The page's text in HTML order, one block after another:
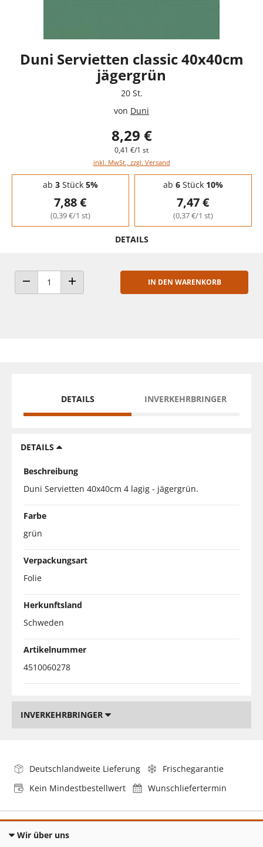
Duni Servietten classic 40x40cm
jägergrün
20 St.
von Duni
8,29 €
0,41 €/1 st
inkl. MwSt., zzgl. Versand
Staffelpreise - Mengenrabatt
ab 3Stück 5%
7,88 €
(0,39 €/1 st)
ab 6Stück 10%
7,47 €
(0,37 €/1 st)
DETAILS
ANZAHL VERRINGERNANZAHL ERHÖHEN
IN DEN WARENKORB
DETAILS INVERKEHRBRINGER
DETAILS
Beschreibung
Duni Servietten 40x40cm 4 lagig - jägergrün.
Farbe
grün
Verpackungsart
Folie
Herkunftsland
Schweden
Artikelnummer
4510060278
INVERKEHRBRINGER
Deutschlandweite Lieferung
Frischegarantie
Kein Mindestbestellwert
Wunschliefertermin
Wir über uns